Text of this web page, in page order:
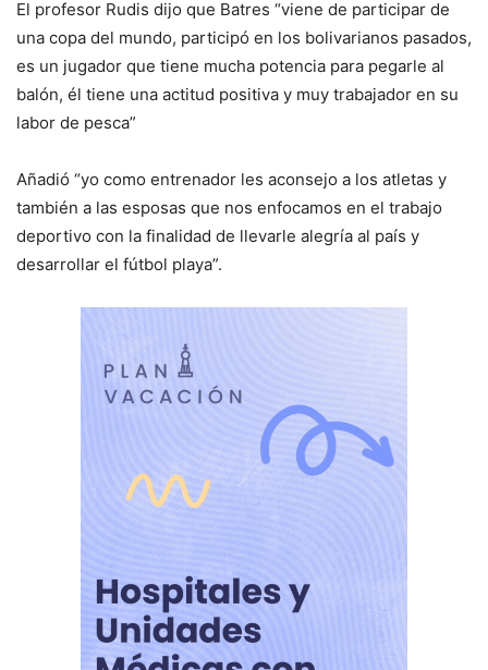
El profesor Rudis dijo que Batres “viene de participar de
una copa del mundo, participó en los bolivarianos pasados,
es un jugador que tiene mucha potencia para pegarle al
balón, él tiene una actitud positiva y muy trabajador en su
labor de pesca”
Añadió “yo como entrenador les aconsejo a los atletas y
también a las esposas que nos enfocamos en el trabajo
deportivo con la finalidad de llevarle alegría al país y
desarrollar el fútbol playa”.